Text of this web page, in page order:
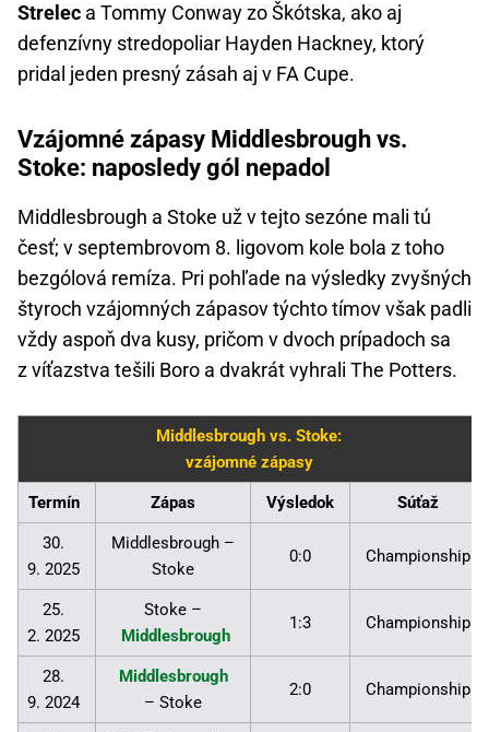
Strelec a Tommy Conway zo Škótska, ako aj
defenzívny stredopoliar Hayden Hackney, ktorý
pridal jeden presný zásah aj v FA Cupe.
Vzájomné zápasy Middlesbrough vs.
Stoke: naposledy gól nepadol
Middlesbrough a Stoke už v tejto sezóne mali tú
česť; v septembrovom 8. ligovom kole bola z toho
bezgólová remíza. Pri pohľade na výsledky zvyšných
štyroch vzájomných zápasov týchto tímov však padli
vždy aspoň dva kusy, pričom v dvoch prípadoch sa
z víťazstva tešili Boro a dvakrát vyhrali The Potters.
Middlesbrough vs. Stoke:
vzájomné zápasy
Termín Zápas Výsledok Súťaž
30.
9. 2025
Middlesbrough –
Stoke
0:0 Championship
25.
2. 2025
Stoke –
Middlesbrough
1:3 Championship
28.
9. 2024
Middlesbrough
– Stoke
2:0 Championship